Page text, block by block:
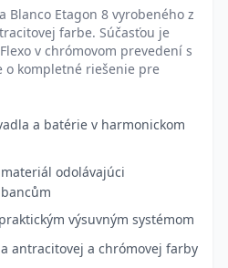
Blanco Etagon 8 vyrobeného z
farbe. Súčasťou je
v chrómovom prevedení s
o kompletné riešenie pre
a batérie v harmonickom
odolávajúci
výsuvným systémom
antracitovej a chrómovej farby